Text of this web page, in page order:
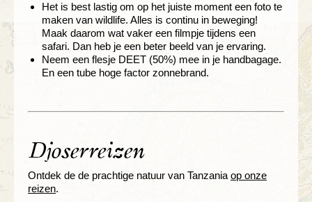
Het is best lastig om op het juiste moment een foto te
maken van wildlife. Alles is continu in beweging!
Maak daarom wat vaker een filmpje tijdens een
safari. Dan heb je een beter beeld van je ervaring.
Neem een flesje DEET (50%) mee in je handbagage.
En een tube hoge factor zonnebrand.
Djoserreizen
Ontdek de de prachtige natuur van Tanzania op onze
reizen.